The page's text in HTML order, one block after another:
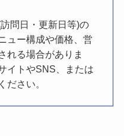
問日・更新日等)の
ュー構成や価格、営
れる場合がありま
イトやSNS、または
ださい。